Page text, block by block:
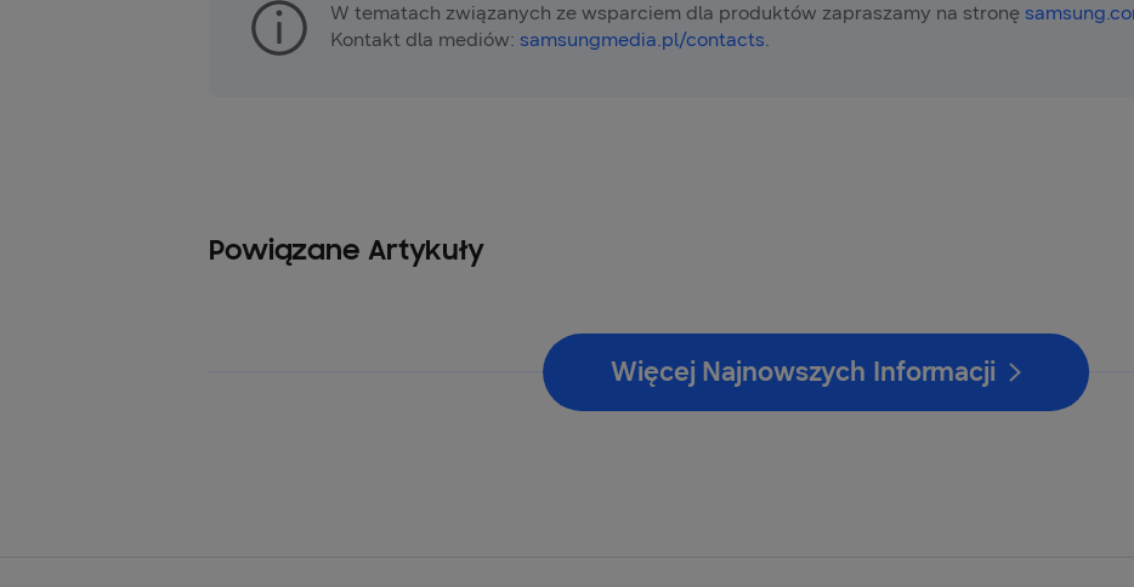
W tematach związanych ze wsparciem dla produktów zapraszamy na stronę
Kontakt dla mediów: samsungmedia.pl/contacts.
Powiązane Artykuły
Więcej Najnowszych Informacji